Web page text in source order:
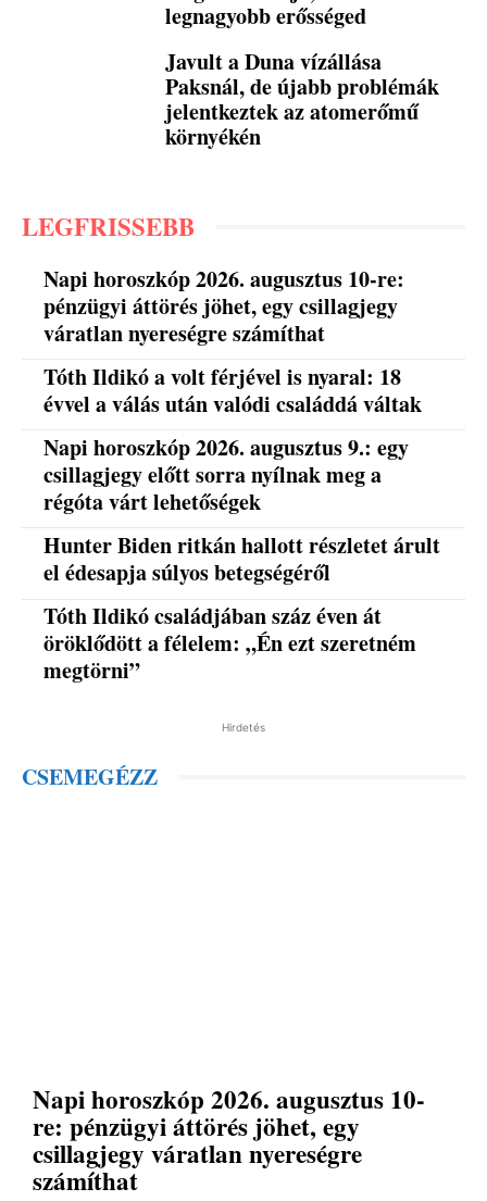
legnagyobb erősséged
Javult a Duna vízállása
Paksnál, de újabb problémák
jelentkeztek az atomerőmű
környékén
LEGFRISSEBB
Napi horoszkóp 2026. augusztus 10-re:
pénzügyi áttörés jöhet, egy csillagjegy
váratlan nyereségre számíthat
Tóth Ildikó a volt férjével is nyaral: 18
évvel a válás után valódi családdá váltak
Napi horoszkóp 2026. augusztus 9.: egy
csillagjegy előtt sorra nyílnak meg a
régóta várt lehetőségek
Hunter Biden ritkán hallott részletet árult
el édesapja súlyos betegségéről
Tóth Ildikó családjában száz éven át
öröklődött a félelem: „Én ezt szeretném
megtörni”
Hirdetés
CSEMEGÉZZ
Napi horoszkóp 2026. augusztus 10-
re: pénzügyi áttörés jöhet, egy
csillagjegy váratlan nyereségre
számíthat